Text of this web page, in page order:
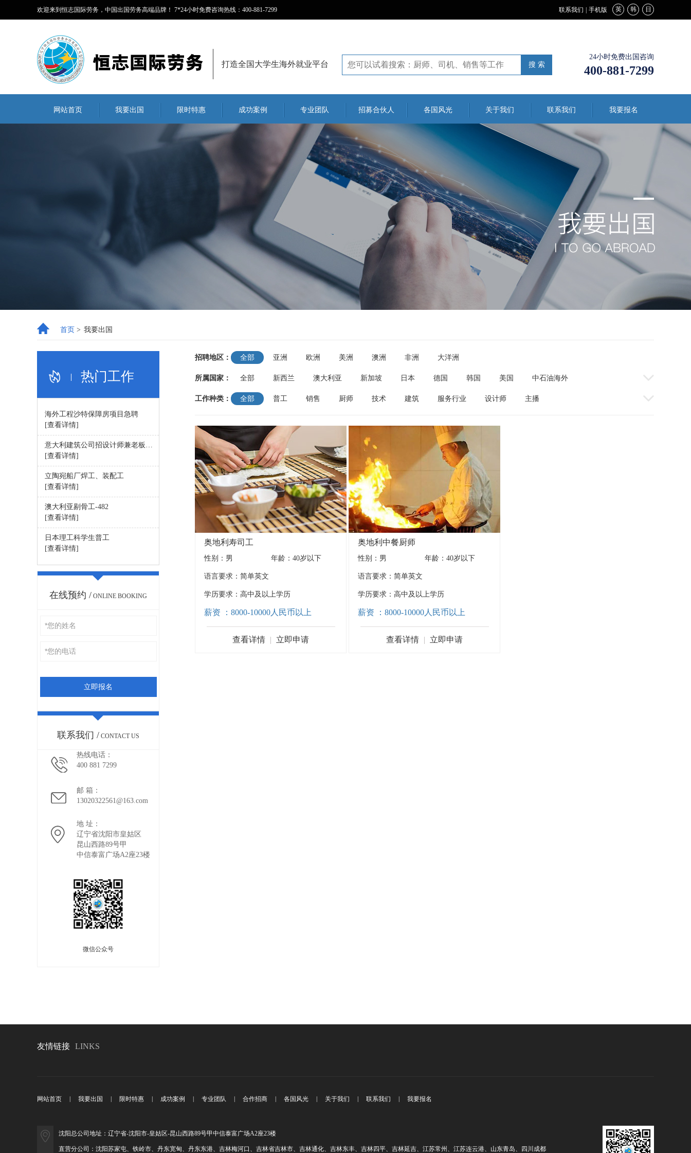
欢迎来到恒志国际劳务，中国出国劳务高端品牌！ 7*24小时免费咨询热线：400-881-7299 英 韩 日
联系我们 手机版
打造全国大学生海外就业平台
24小时免费出国咨询
400-881-7299
网站首页 我要出国 限时特惠 成功案例 专业团队 招募合伙人 各国风光 关于我们 联系我们 我要报名
首页 > 我要出国
热门工作
​海外工程沙特保障房项目急聘
[查看详情]
​意大利建筑公司招设计师兼老板助理
[查看详情]
立陶宛船厂焊工、装配工
[查看详情]
澳大利亚剔骨工-482
[查看详情]
日本理工科学生普工
[查看详情]
在线预约 / ONLINE BOOKING
立即报名
联系我们 / CONTACT US
热线电话：
400 881 7299
邮 箱：
13020322561@163.com
地 址：
辽宁省沈阳市皇姑区
昆山西路89号甲
中信泰富广场A2座23楼
微信公众号
招聘地区： 全部 亚洲 欧洲 美洲 澳洲 非洲 大洋洲
所属国家： 全部 新西兰 澳大利亚 新加坡 日本 德国 韩国 美国 中石油海外
加拿大 阿联酋 博茨瓦纳 沙特阿拉伯 英国 意大利
尼日利亚 葡萄牙 马耳他 匈牙利
尼日利亚 中国 赞比亚 俄罗斯 巴布亚新几内亚 缅甸
巴拿马 瑞典 比利时 埃塞俄比亚 马来西亚
马来西亚 丹麦 以色列 阿尔及利亚 斯洛文尼亚
立陶宛 挪威 芬兰 荷兰
工作种类： 全部 普工 销售 厨师 技术 建筑 服务行业 设计师 主播
美容美甲 海员
奥地利寿司工
性别： 男 年龄： 40岁以下
语言要求： 简单英文
学历要求： 高中及以上学历
薪资 ：8000-10000人民币以上
查看详情 | 立即申请
奥地利中餐厨师
性别： 男 年龄： 40岁以下
语言要求： 简单英文
学历要求： 高中及以上学历
薪资 ：8000-10000人民币以上
查看详情 | 立即申请
友情链接 LINKS
网站首页 我要出国 限时特惠 成功案例 专业团队 合作招商 各国风光 关于我们 联系我们 我要报名
沈阳总公司地址：辽宁省-沈阳市-皇姑区-昆山西路89号甲中信泰富广场A2座23楼
直营分公司：沈阳苏家屯、铁岭市、丹东宽甸、丹东东港、吉林梅河口、吉林省吉林市、吉林通化、吉林东丰、吉林四平、吉林延吉、江苏常州、江苏连云港、山东青岛、四川成都